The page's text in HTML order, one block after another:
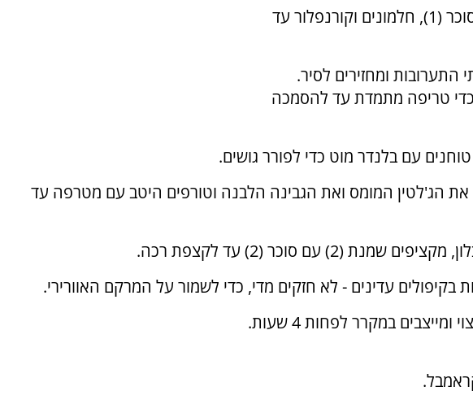
3. בקערה נפרדת מערבבים סוכר (1), חלמונים וקורנפלור עד
התערובות ומחזירים לסיר.
כדי טריפה מתמדת עד להסמכה
את הג'לטין המומס ואת הגבינה הלבנה וטורפים היטב עם מטרפה עד